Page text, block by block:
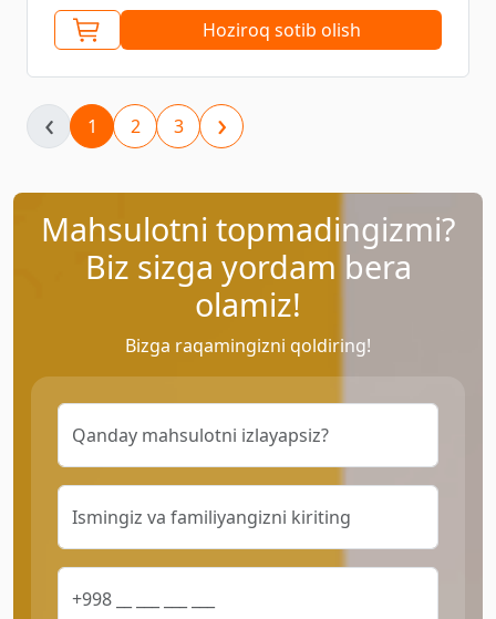
Hoziroq sotib olish
‹ 1 2 3 ›
Mahsulotni topmadingizmi?
Biz sizga yordam bera
olamiz!
Bizga raqamingizni qoldiring!